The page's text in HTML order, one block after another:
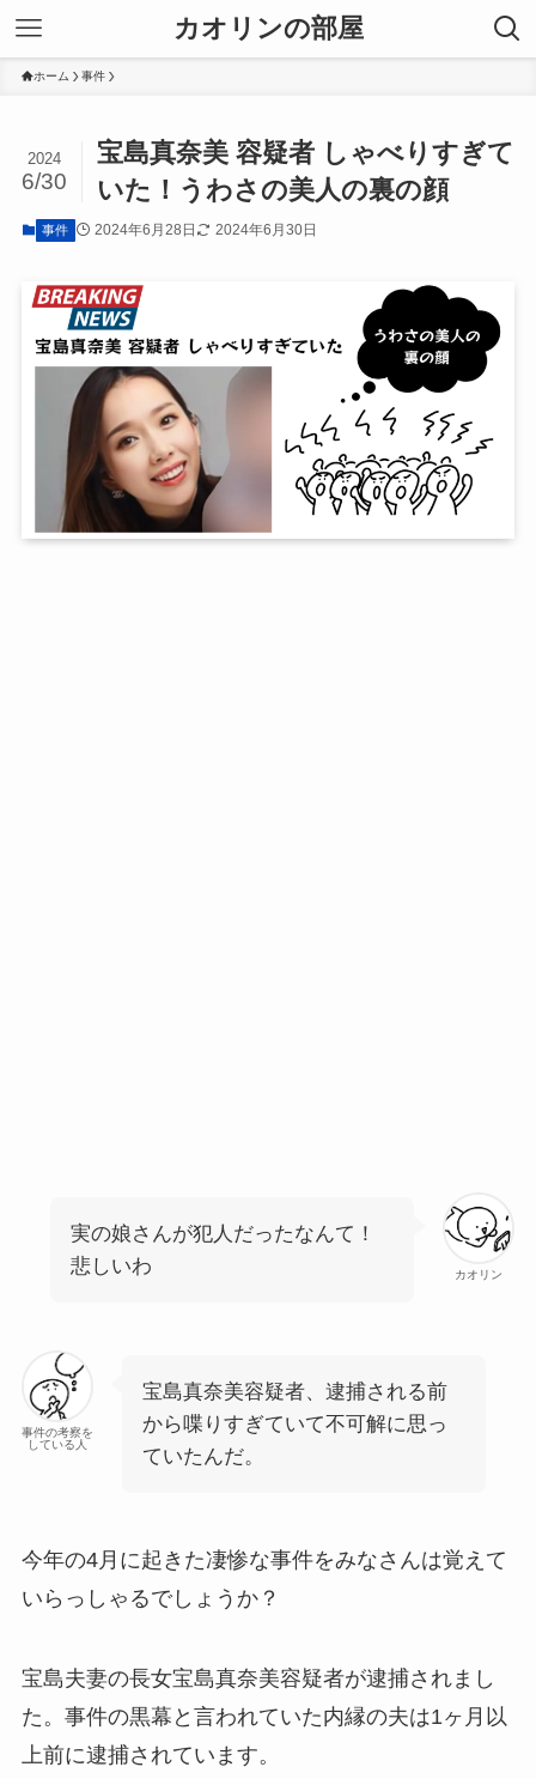
カオリンの部屋
ホーム 事件
宝島真奈美 容疑者 しゃべりすぎて
いた！うわさの美人の裏の顔
2024
6/30
事件 2024年6月28日 2024年6月30日
カオリン
実の娘さんが犯人だったなんて！
悲しいわ
事件の考察を
している人
宝島真奈美容疑者、逮捕される前
から喋りすぎていて不可解に思っ
ていたんだ。
今年の4月に起きた凄惨な事件をみなさんは覚えて
いらっしゃるでしょうか？
宝島夫妻の長女宝島真奈美容疑者が逮捕されまし
た。事件の黒幕と言われていた内縁の夫は1ヶ月以
上前に逮捕されています。